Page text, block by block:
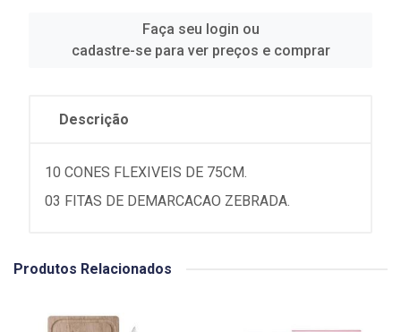
Faça seu login ou
cadastre-se para ver preços e comprar
Descrição
10 CONES FLEXIVEIS DE 75CM.
03 FITAS DE DEMARCACAO ZEBRADA.
Produtos Relacionados